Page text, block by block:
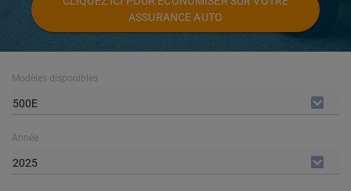
ASSURANCE AUTO
Modèles disponibles
500E
Année
2025